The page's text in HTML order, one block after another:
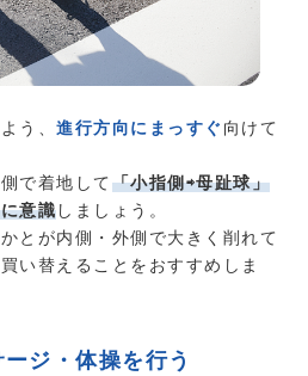
う、 進行方向にまっすぐ 向けて
で着地して「小指側⇨母趾球」
意識しましょう。
とが内側・外側で大きく削れて
い替えることをおすすめしま
ジ・体操を行う